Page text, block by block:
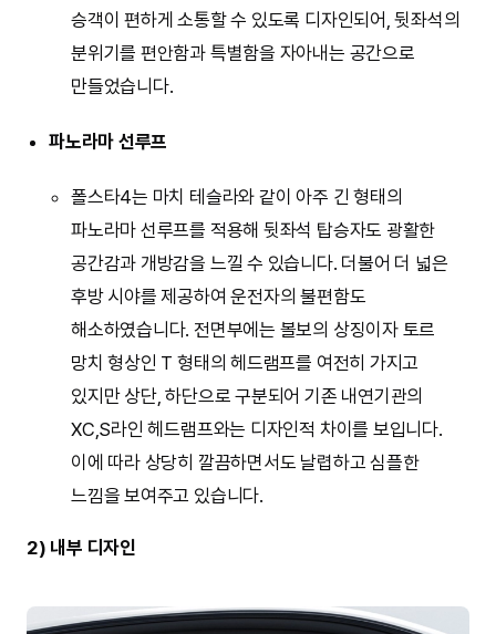
승객이 편하게 소통할 수 있도록 디자인되어, 뒷좌석의
분위기를 편안함과 특별함을 자아내는 공간으로
만들었습니다.
파노라마 선루프
폴스타4는 마치 테슬라와 같이 아주 긴 형태의
파노라마 선루프를 적용해 뒷좌석 탑승자도 광활한
공간감과 개방감을 느낄 수 있습니다. 더불어 더 넓은
후방 시야를 제공하여 운전자의 불편함도
해소하였습니다. 전면부에는 볼보의 상징이자 토르
망치 형상인 T 형태의 헤드램프를 여전히 가지고
있지만 상단, 하단으로 구분되어 기존 내연기관의
XC,S라인 헤드램프와는 디자인적 차이를 보입니다.
이에 따라 상당히 깔끔하면서도 날렵하고 심플한
느낌을 보여주고 있습니다.
2) 내부 디자인